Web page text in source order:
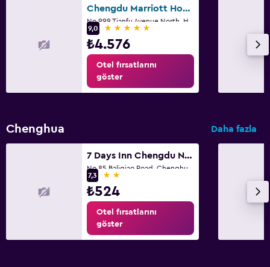
Chengdu Marriott Hotel Financial Centre
9,0
5 yıldız
₺4.576
Otel fırsatlarını
göster
Chenghua Daha fazla
7 Days Inn Chengdu North Railway Station 2nd Branch
7,3
2 yıldız
₺524
Otel fırsatlarını
göster